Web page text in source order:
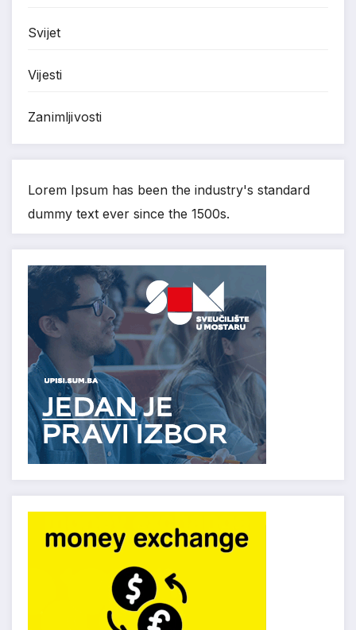
Svijet
Vijesti
Zanimljivosti
Lorem Ipsum has been the industry's standard
dummy text ever since the 1500s.